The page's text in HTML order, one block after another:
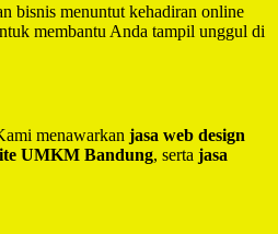
bisnis menuntut kehadiran online
membantu Anda tampil unggul di
menawarkan jasa web design
UMKM Bandung, serta jasa